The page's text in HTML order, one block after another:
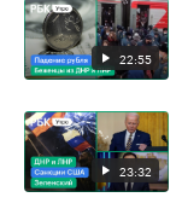
22:55
23:32